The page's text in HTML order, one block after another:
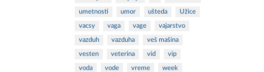
umetnosti umor ušteda Užice
vacsy vaga vage vajarstvo
vazduh vazduha veš mašina
vesten veterina vid vip
voda vode vreme week